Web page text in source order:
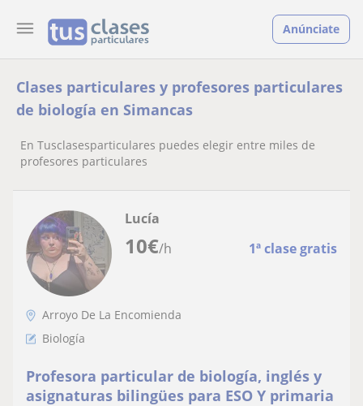
Anúnciate
Clases particulares y profesores particulares
de biología en Simancas
En Tusclasesparticulares puedes elegir entre miles de
profesores particulares
10€/h 1ª clase gratis
Lucía
Arroyo De La Encomienda
Biología
Profesora particular de biología, inglés y
asignaturas bilingües para ESO Y primaria